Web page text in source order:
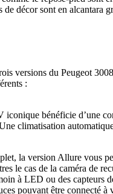
décor sont en alcantara
versions du Peugeot
:
iconique bénéficie d’une
climatisation
la version Allure vous
le cas de la caméra de
à LED ou des capteurs
pouvant être connecté à